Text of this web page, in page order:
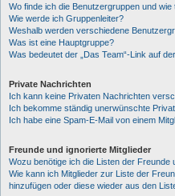
Wo finde ich die Benutzergruppen und wie
Wie werde ich Gruppenleiter?
Weshalb werden verschiedene
Was ist eine Hauptgruppe?
Was bedeutet der „Das Team“-Link auf
Private Nachrichten
Ich kann keine Privaten Nachrichten
Ich bekomme ständig unerwünschte
Ich habe eine Spam-E-Mail von einem
Freunde und ignorierte Mitglieder
Wozu benötige ich die Listen der Freunde
Wie kann ich Mitglieder zur Liste der
hinzufügen oder diese wieder aus den